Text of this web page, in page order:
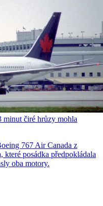
minut čiré hrůzy mohla
767 Air Canada z
posádka předpokládala
oba motory.